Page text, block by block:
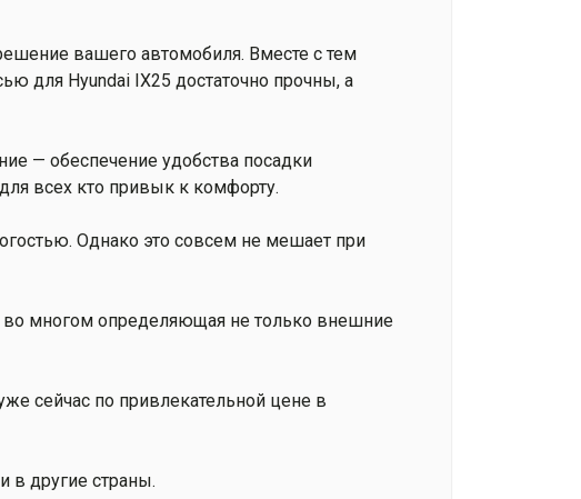
вашего автомобиля. Вместе с тем
для Hyundai IX25 достаточно прочны, а
— обеспечение удобства посадки
всех кто привык к комфорту.
Однако это совсем не мешает при
во многом определяющая не только внешние
сейчас по привлекательной цене в
в другие страны.